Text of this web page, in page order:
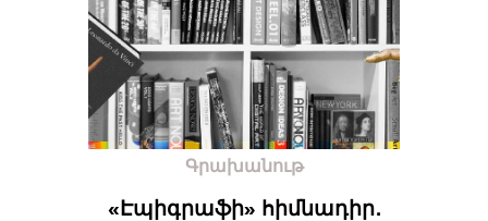
Գրախանութ
«Էպիգրաֆի» հիմնադիր․